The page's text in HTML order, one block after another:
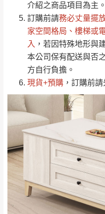
介紹之商品項目為主。
訂購前請務必丈量擺
家空間格局、 樓梯或
入 ，若因特殊地形與
本公司保有配送與否
方自行負擔。
現貨+預購 ，訂購前
＊A108
新竹
接單後二日內(不
電話聯絡或E-
（線上客
服
下單前先詢問是
現貨我們客服會
（洽詢方式請搜
地區恕無法提供
配送範圍：
苗栗至基隆；其
地型限制(山區
法搬運上樓等因
保有出貨的權利。
保護物流人員的